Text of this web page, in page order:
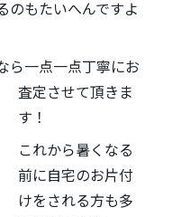
のもたいへんですよ
ら一点一点丁寧にお
査定させて頂きま
す！
これから暑くなる
前に自宅のお片付
けをされる方も多